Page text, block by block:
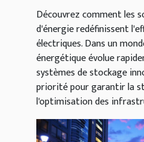
Découvrez comment les
d'énergie redéfinissent
électriques. Dans un
énergétique évolue
systèmes de stockage
priorité pour garantir la
l'optimisation des